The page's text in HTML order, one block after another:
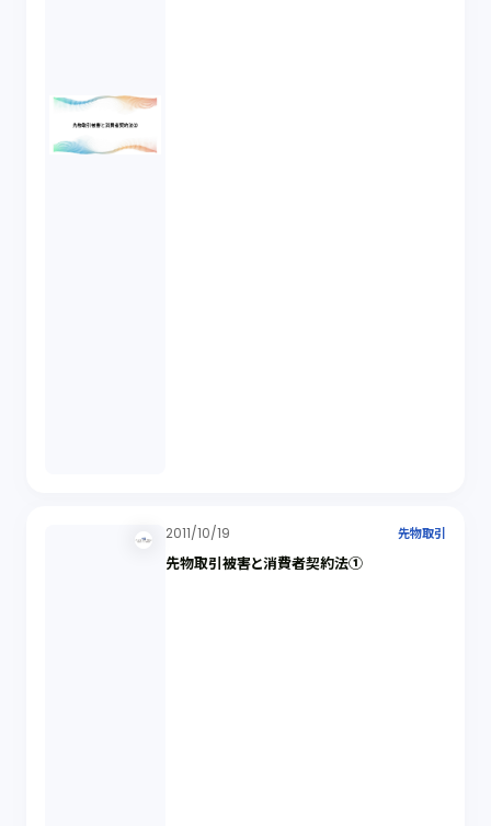
2011/10/19 先物取引
先物取引被害と消費者契約法①